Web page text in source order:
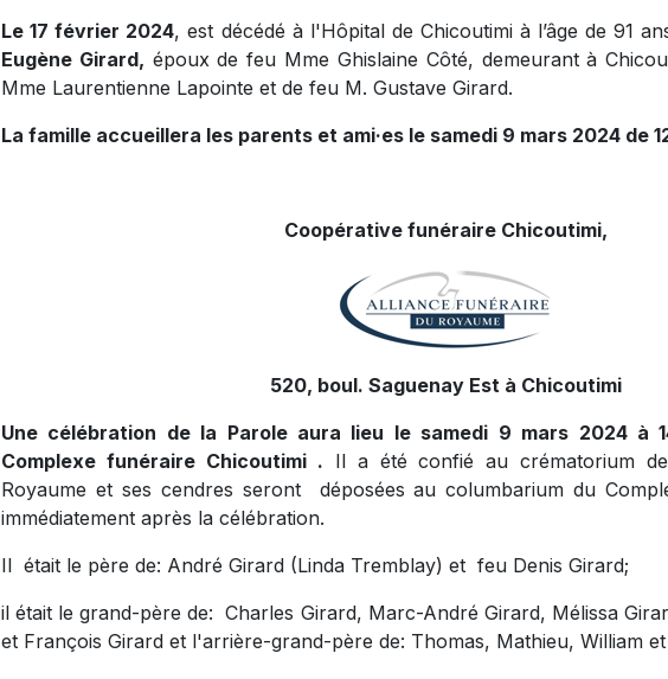
Le 17 février 2024, est décédé à l'Hôpital de Chicoutimi à l’âge de 91
Eugène Girard, époux de feu Mme Ghislaine Côté, demeurant à
Mme Laurentienne Lapointe et de feu M. Gustave Girard.
La famille accueillera les parents et ami·es le samedi 9 mars 2024 de
Coopérative funéraire Chicoutimi,
520, boul. Saguenay Est à Chicoutimi
Une célébration de la Parole aura lieu le samedi 9 mars 2024 à
Complexe funéraire Chicoutimi . Il a été confié au crématorium
Royaume et ses cendres seront déposées au columbarium du
immédiatement après la célébration.
Il était le père de: André Girard (Linda Tremblay) et feu Denis Girard;
il était le grand-père de: Charles Girard, Marc-André Girard, Mélissa
et François Girard et l'arrière-grand-père de: Thomas, Mathieu, William